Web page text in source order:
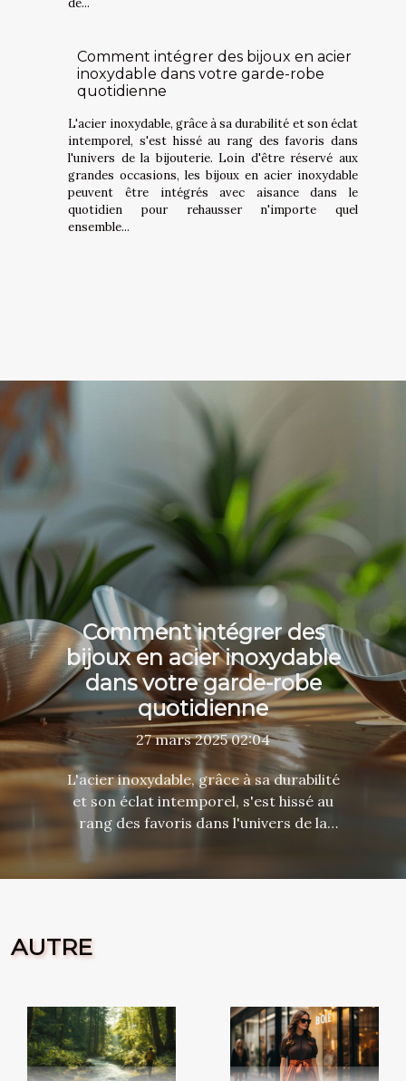
de...
Comment intégrer des bijoux en acier
inoxydable dans votre garde-robe
quotidienne
L'acier inoxydable, grâce à sa durabilité et son éclat
intemporel, s'est hissé au rang des favoris dans
l'univers de la bijouterie. Loin d'être réservé aux
grandes occasions, les bijoux en acier inoxydable
peuvent être intégrés avec aisance dans le
quotidien pour rehausser n'importe quel
ensemble...
Comment intégrer des
bijoux en acier inoxydable
dans votre garde-robe
quotidienne
27 mars 2025 02:04
L'acier inoxydable, grâce à sa durabilité
et son éclat intemporel, s'est hissé au
rang des favoris dans l'univers de la
grandes occasions, les bijoux en acier
Cet exposé vous guidera à travers les
tout en restant fidèle à votre style
personnel. Comprendre l'attrait de
l'acier inoxydable L'acier inoxydable,
AUTRE